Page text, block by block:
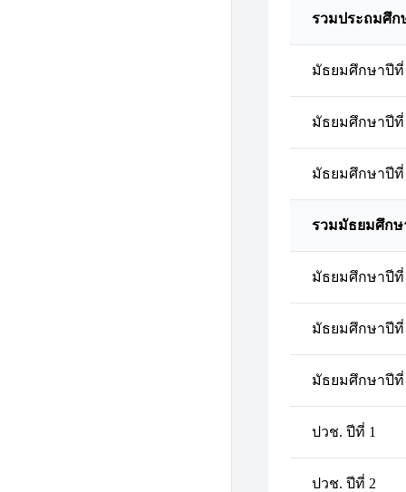
รวมประถมศึก
มัธยมศึกษาปีที่
มัธยมศึกษาปีที่
มัธยมศึกษาปีที่
รวมมัธยมศึก
มัธยมศึกษาปีที่
มัธยมศึกษาปีที่
มัธยมศึกษาปีที่
ปวช. ปีที่ 1
ปวช. ปีที่ 2